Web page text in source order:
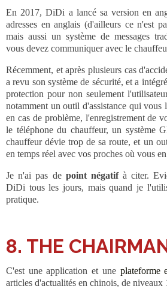
En 2017, DiDi a lancé sa version en
adresses en anglais (d'ailleurs ce n'est
mais aussi un système de messages
vous devez communiquer avec le
Récemment, et après plusieurs cas
a revu son système de sécurité, et a
protection pour non seulement
notamment un outil d'assistance qui vous
en cas de problème, l'enregistrement de
le téléphone du chauffeur, un système
chauffeur dévie trop de sa route, et un
en temps réel avec vos proches où vous
Je n'ai pas de point négatifà citer.
DiDi tous les jours, mais quand je
pratique.
8. THE
C'est une application et une plateforme
articles d'actualités en chinois, de niveaux